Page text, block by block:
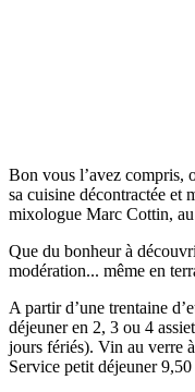
Bon vous l’avez compris,
sa cuisine décontractée et
mixologue Marc Cottin,
Que du bonheur à
modération... même en
A partir d’une trentaine
déjeuner en 2, 3 ou 4
jours fériés). Vin au verre
Service petit déjeuner